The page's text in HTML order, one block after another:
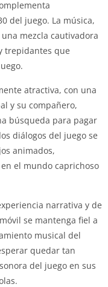
del juego. La música,
mezcla cautivadora
trepidantes que
atractiva, con una
y su compañero,
búsqueda para pagar
diálogos del juego se
animados,
el mundo caprichoso
narrativa y de
se mantenga fiel a
musical del
quedar tan
del juego en sus